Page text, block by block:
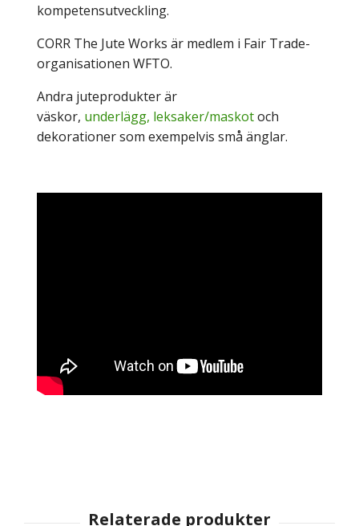
kompetensutveckling.
CORR The Jute Works är medlem i Fair Trade-
organisationen WFTO.
Andra juteprodukter är
väskor, underlägg, leksaker/maskotoch
dekorationer som exempelvis små änglar.